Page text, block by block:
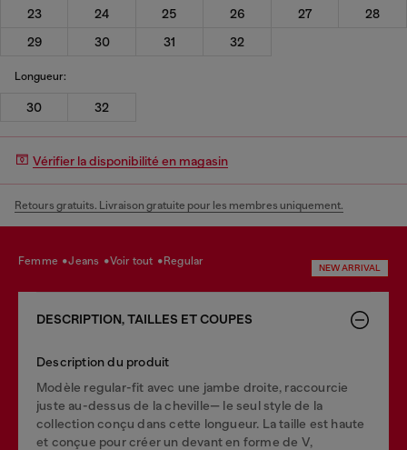
23 24 25 26 27
28
29
30 31 32
Longueur:
30 32
Vérifier la disponibilité en magasin
Retours gratuits. Livraison gratuite pour les membres uniquement.
femme jeans voir tout regular
NEW ARRIVAL
DESCRIPTION, TAILLES ET COUPES
Description du produit
Modèle regular-fit avec une jambe droite, raccourcie
juste au-dessus de la cheville— le seul style de la
collection conçu dans cette longueur. La taille est haute
et conçue pour créer un devant en forme de V,